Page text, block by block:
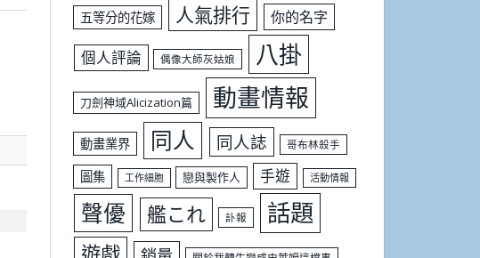
五等分的花嫁 人氣排行 你的名字
個人評論 偶像大師灰姑娘 八掛
刀劍神域Alicization篇 動畫情報
動畫業界 同人 同人誌 哥布林殺手
圖集 工作細胞 戀與製作人 手遊 活動情報
聲優 艦これ 訃報 話題